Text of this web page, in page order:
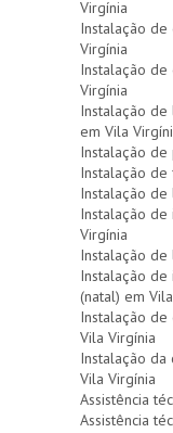
Virgínia
Instalação
Virgínia
Instalação
Virgínia
Instalação
em Vila
Instalação de
Instalação
Instalação
Instalação de
Virgínia
Instalação de
Instalação de
(natal) em
Instalação
Vila Virgínia
Instalação
Vila Virgínia
Assistência
Assistência